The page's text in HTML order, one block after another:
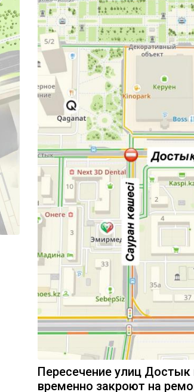
Пересечение улиц Достык
временно закроют на